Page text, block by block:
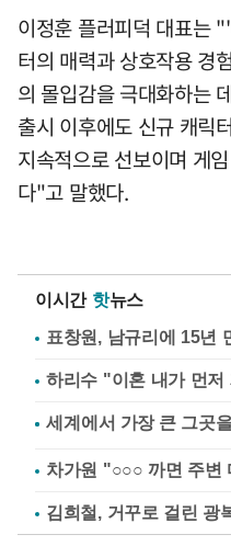
이정훈 플러피덕 대표는
터의 매력과 상호작용 경
의 몰입감을 극대화하는
출시 이후에도 신규 캐릭
지속적으로 선보이며 게
다"고 말했다.
이시간 핫뉴스
표창원, 남규리에 15년
하리수 "이혼 내가 먼
차가원 "○○○ 까면 주